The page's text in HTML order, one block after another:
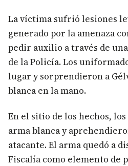
La víctima sufrió lesiones
generado por la amenaza
pedir auxilio a través de
de la Policía. Los
lugar y sorprendieron a
blanca en la mano.
En el sitio de los hechos,
arma blanca y
atacante. El arma quedó a
Fiscalía como elemento de